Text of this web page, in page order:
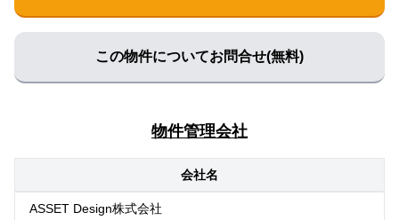
この物件についてお問合せ(無料)
物件管理会社
会社名
ASSET Design株式会社